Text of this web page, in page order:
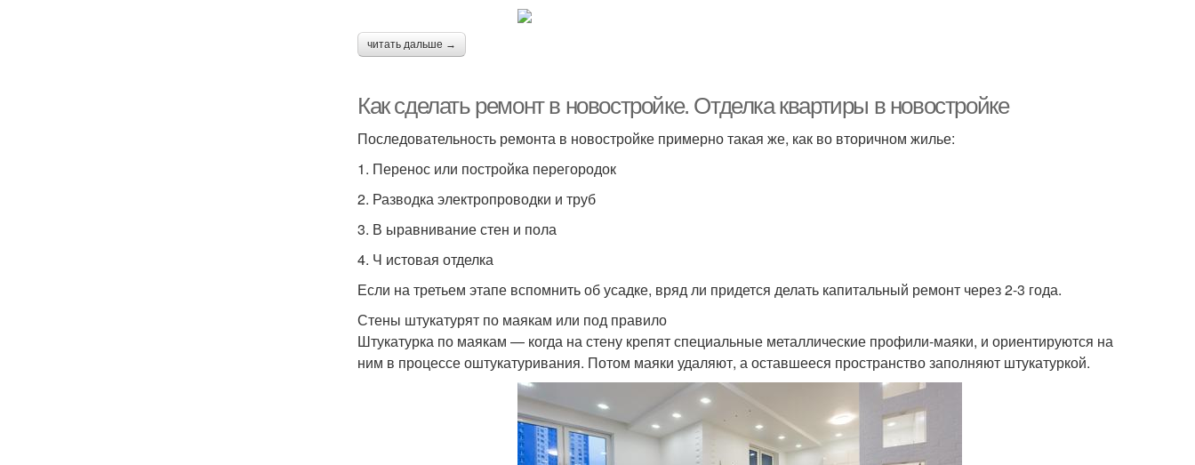
читать дальше →
Как сделать ремонт в новостройке. Отделка квартиры в новостройке
Последовательность ремонта в новостройке примерно такая же, как во вторичном жилье:
1. Перенос или постройка перегородок
2. Разводка электропроводки и труб
3. В ыравнивание стен и пола
4. Ч истовая отделка
Если на третьем этапе вспомнить об усадке, вряд ли придется делать капитальный ремонт через 2-3 года.
Стены штукатурят по маякам или под правило
Штукатурка по маякам — когда на стену крепят специальные металлические профили-маяки, и ориентируются на
ним в процессе оштукатуривания. Потом маяки удаляют, а оставшееся пространство заполняют штукатуркой.